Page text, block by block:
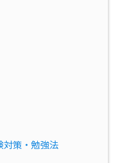
対策・勉強法